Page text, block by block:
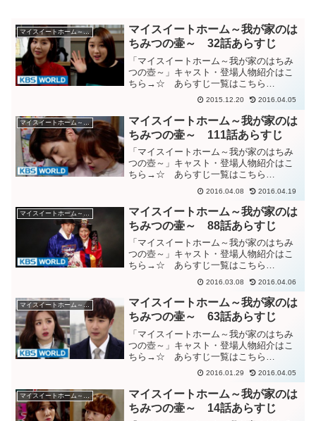
マイスイートホーム～我が家のはちみつの壷～
マイスイートホーム～我が家のは
ちみつの壷～ 32話あらすじ
「マイスイートホーム～我が家のはちみ
つの壺～」キャスト・登場人物紹介はこ
ちら→☆ あらすじ一覧はこちら
→☆KBS World動画「我が家ははちみつ
の壺」３２話あらすじマル母のせいで父
親が死んだことを知るポム。どうして二
人が友達になれるんだと...
2015.12.20 2016.04.05
マイスイートホーム～我が家のはちみつの壷～
マイスイートホーム～我が家のは
ちみつの壷～ 111話あらすじ
「マイスイートホーム～我が家のはちみ
つの壺～」キャスト・登場人物紹介はこ
ちら→☆ あらすじ一覧はこちら
→☆KBS World動画「我が家のはちみつ
の壺」１１１話あらすじ突然、隠しカメ
ラの映像が映し出され、グッキを陥れよ
うと指示する自身の姿が...
2016.04.08 2016.04.19
マイスイートホーム～我が家のはちみつの壷～
マイスイートホーム～我が家のは
ちみつの壷～ 88話あらすじ
「マイスイートホーム～我が家のはちみ
つの壺～」キャスト・登場人物紹介はこ
ちら→☆ あらすじ一覧はこちら
→☆KBS World動画「我が家のはちみつ
の壺」88話あらすじテホを土下座させた
と怒り、ポムを叩くソニョン。興奮する
ソニョンを止めて連れ...
2016.03.08 2016.04.06
マイスイートホーム～我が家のはちみつの壷～
マイスイートホーム～我が家のは
ちみつの壷～ 63話あらすじ
「マイスイートホーム～我が家のはちみ
つの壺～」キャスト・登場人物紹介はこ
ちら→☆ あらすじ一覧はこちら
→☆KBS World動画「我が家ははちみつ
の壺」63話あらすじポムを困らせるため
にアランがサンプルを割ったことを知っ
て激怒するグッキ。誤...
2016.01.29 2016.04.05
マイスイートホーム～我が家のは
ちみつの壷～ 14話あらすじ